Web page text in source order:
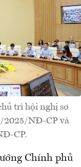
trì hội nghị sơ
2025/NĐ-CP và
CP.
Chính phủ